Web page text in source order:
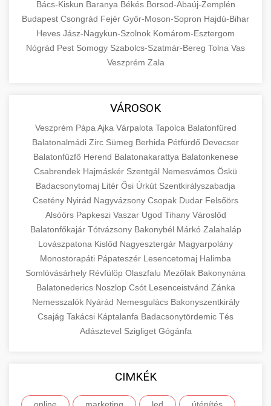
Bács-Kiskun Baranya Békés Borsod-Abaúj-Zemplén
Budapest Csongrád Fejér Győr-Moson-Sopron Hajdú-Bihar
Heves Jász-Nagykun-Szolnok Komárom-Esztergom
Nógrád Pest Somogy Szabolcs-Szatmár-Bereg Tolna Vas
Veszprém Zala
VÁROSOK
Veszprém Pápa Ajka Várpalota Tapolca Balatonfüred
Balatonalmádi Zirc Sümeg Berhida Pétfürdő Devecser
Balatonfűzfő Herend Balatonakarattya Balatonkenese
Csabrendek Hajmáskér Szentgál Nemesvámos Öskü
Badacsonytomaj Litér Ősi Úrkút Szentkirályszabadja
Csetény Nyirád Nagyvázsony Csopak Dudar Felsőörs
Alsóörs Papkeszi Vaszar Ugod Tihany Városlőd
Balatonfőkajár Tótvázsony Bakonybél Márkó Zalahaláp
Lovászpatona Kislőd Nagyesztergár Magyarpolány
Monostorapáti Pápateszér Lesencetomaj Halimba
Somlóvásárhely Révfülöp Olaszfalu Mezőlak Bakonynána
Balatonederics Noszlop Csót Lesenceistvánd Zánka
Nemesszalók Nyárád Nemesgulács Bakonyszentkirály
Csajág Takácsi Káptalanfa Badacsonytördemic Tés
Adásztevel Szigliget Gógánfa
CIMKÉK